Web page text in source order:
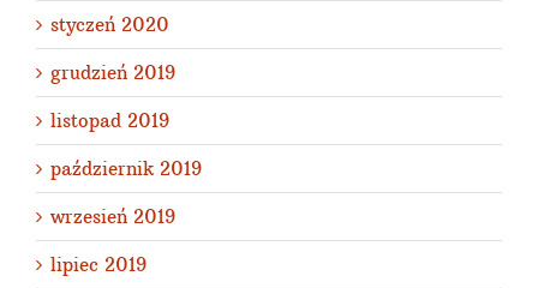
styczeń 2020
grudzień 2019
listopad 2019
październik 2019
wrzesień 2019
lipiec 2019